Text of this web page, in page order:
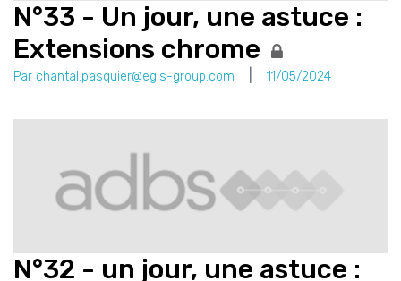
N°33 - Un jour, une astuce :
Extensions chrome
Par chantal.pasquier@egis-group.com 11/05/2024
N°32 - un jour, une astuce :